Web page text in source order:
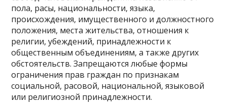
пола, расы, национальности, языка,
происхождения, имущественного и должностного
положения, места жительства, отношения к
религии, убеждений, принадлежности к
общественным объединениям, а также других
обстоятельств. Запрещаются любые формы
ограничения прав граждан по признакам
социальной, расовой, национальной, языковой
или религиозной принадлежности.